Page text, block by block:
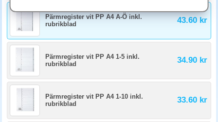
Vid intensiv användning håller plastregister 5-10 gånger längre än
papper, flera år utan att tappa flikar. Pappersregister sliter snabbare i
hörn och vid hål. Investera i plast om pärmen öppnas dagligen.
Pärmregister vit PP A4 A-Ö inkl.
rubrikblad
43.60 kr
Pärmregister vit PP A4 1-5 inkl.
rubrikblad
34.90 kr
Pärmregister vit PP A4 1-10 inkl.
rubrikblad
33.60 kr